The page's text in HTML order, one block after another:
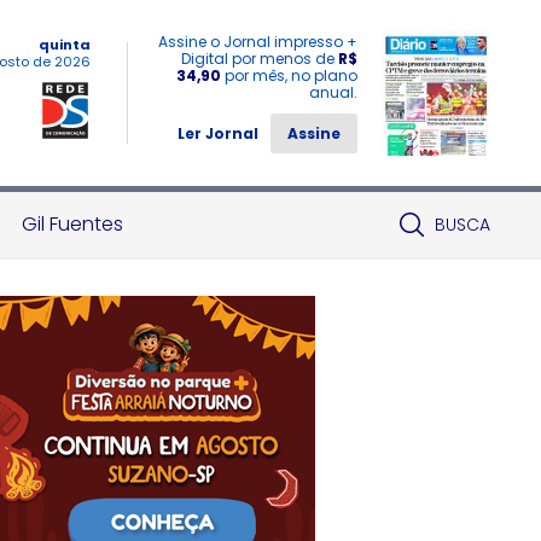
quinta
de 2026
Assine o Jornal impresso +
Digital por menos de R$
34,90 por mês, no plano
anual.
Ler Jornal
Assine
Gil Fuentes BUSCA